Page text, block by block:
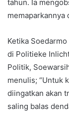
tahun. Ia
memaparkannya
Ketika
di Politieke
Politik,
menulis; “Untuk
diingatkan akan
saling balas